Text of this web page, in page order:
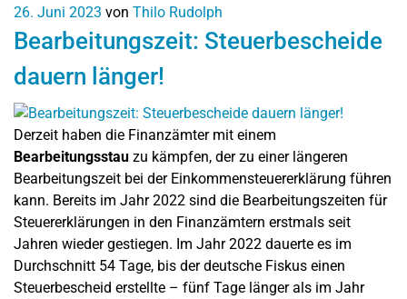
26. Juni 2023 von Thilo Rudolph
Bearbeitungszeit: Steuerbescheide
dauern länger!
Derzeit haben die Finanzämter mit einem
Bearbeitungsstau zu kämpfen, der zu einer längeren
Bearbeitungszeit bei der Einkommensteuererklärung führen
kann. Bereits im Jahr 2022 sind die Bearbeitungszeiten für
Steuererklärungen in den Finanzämtern erstmals seit
Jahren wieder gestiegen. Im Jahr 2022 dauerte es im
Durchschnitt 54 Tage, bis der deutsche Fiskus einen
Steuerbescheid erstellte – fünf Tage länger als im Jahr